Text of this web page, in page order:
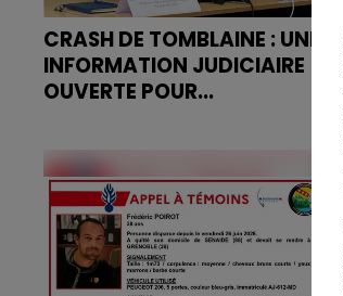
CRASH DE TOMBLAINE : UNE
INFORMATION JUDICIAIRE
OUVERTE POUR...
coûté la vie à onze personnes à
Tomblaine, le parquet de Paris a
franchi une nouvelle étape...